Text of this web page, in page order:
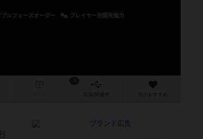
ブルフェーズオーダー
プレイヤー別固有能力
作 次のおすすめ